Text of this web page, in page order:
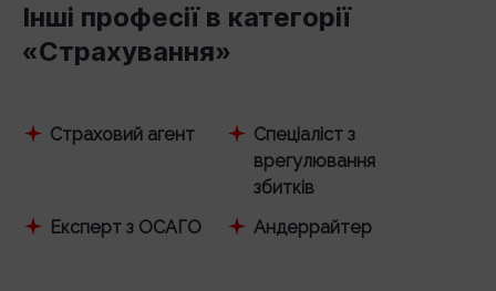
Інші професії в категорії
«Страхування»
Страховий агент
Спеціаліст з
врегулювання
збитків
Експерт з ОСАГО
Андеррайтер